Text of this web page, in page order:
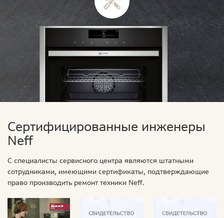
Сертифицированные инженеры
Neff
С специалисты сервисного центра являются штатными
сотрудниками, имеющими сертификаты, подтверждающие
право производить ремонт техники Neff.